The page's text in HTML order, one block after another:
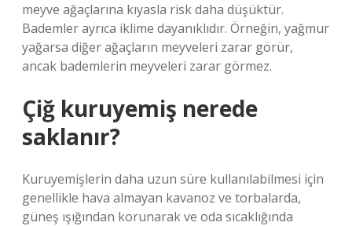
meyve ağaçlarına kıyasla risk daha düşüktür.
Bademler ayrıca iklime dayanıklıdır. Örneğin, yağmur
yağarsa diğer ağaçların meyveleri zarar görür,
ancak bademlerin meyveleri zarar görmez.
Çiğ kuruyemiş nerede
saklanır?
Kuruyemişlerin daha uzun süre kullanılabilmesi için
genellikle hava almayan kavanoz ve torbalarda,
güneş ışığından korunarak ve oda sıcaklığında